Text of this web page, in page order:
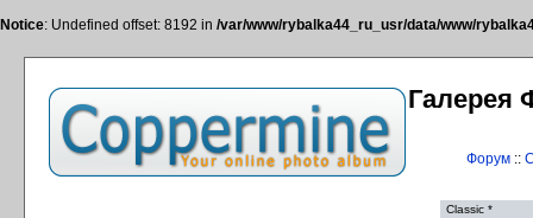
Notice: Undefined offset: 8192 in /var/www/rybalka44_ru_usr/data/www/
Галерея
Форум::